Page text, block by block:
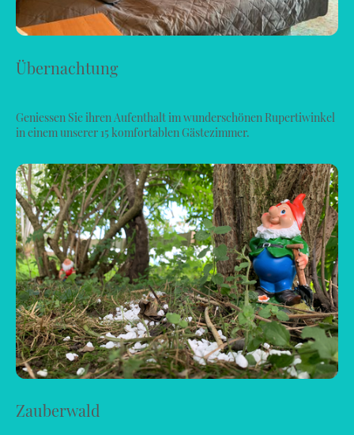
Übernachtung
Geniessen Sie ihren Aufenthalt im wunderschönen Rupertiwinkel
in einem unserer 15 komfortablen Gästezimmer.
Zauberwald